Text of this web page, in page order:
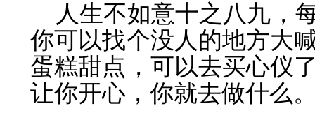
人生不如意十之八九，
你可以找个没人的地方大
蛋糕甜点，可以去买心仪
让你开心，你就去做什么